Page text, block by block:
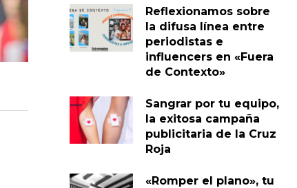
Reflexionamos sobre
la difusa línea entre
periodistas e
influencers en «Fuera
de Contexto»
Sangrar por tu equipo,
la exitosa campaña
publicitaria de la Cruz
Roja
«Romper el plano», tu